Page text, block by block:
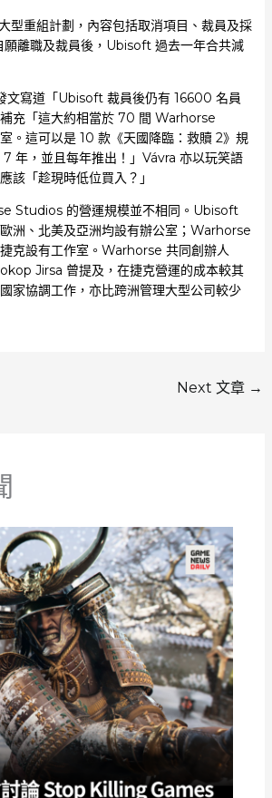
型重組計劃，內容包括取消項目、裁員及採
願離職及裁員後，Ubisoft 過去一年合共減
文寫道「Ubisoft 裁員後仍有 16600 名員
充「這大約相當於 70 間 Warhorse
。這可以是 10 款《天國降臨：救贖 2》規
年，並且每年推出！」Vávra 亦以玩笑語
該「趁現時低位買入？」
Studios 的營運規模並不相同。Ubisoft
洲、北美及亞洲均設有辦公室；Warhorse
克設有工作室。Warhorse 共同創辦人
Jirsa 曾提及，在捷克營運的成本較其
家協調工作，亦比跨洲管理大型公司較少
Next 文章 →